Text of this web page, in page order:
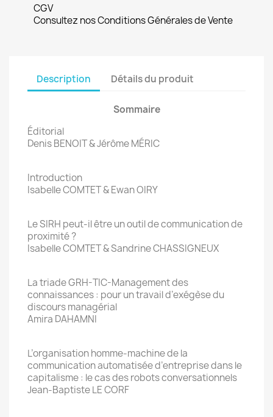
CGV
Consultez nos Conditions Générales de Vente
Description Détails du produit
Sommaire
Éditorial
Denis BENOIT & Jérôme MÉRIC
Introduction
Isabelle COMTET & Ewan OIRY
Le SIRH peut-il être un outil de communication de
proximité ?
Isabelle COMTET & Sandrine CHASSIGNEUX
La triade GRH-TIC-Management des
connaissances : pour un travail d’exégèse du
discours managérial
Amira DAHAMNI
L’organisation homme-machine de la
communication automatisée d’entreprise dans le
capitalisme : le cas des robots conversationnels
Jean-Baptiste LE CORF